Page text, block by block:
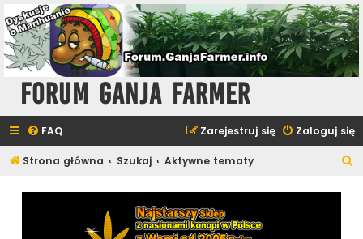
Forum Ganja Farmer
FAQ Zaloguj się
Zarejestruj się
Strona główna Szukaj Aktywne tematy